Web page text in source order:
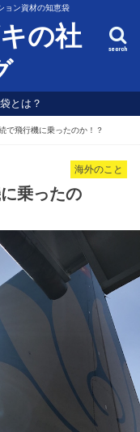
ョン資材の知恵袋
の社
search
とは？
で飛行機に乗ったのか！？
海外のこと
乗ったの